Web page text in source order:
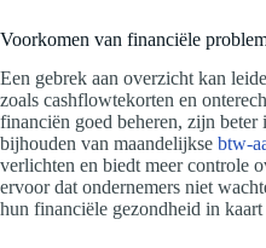
Voorkomen van financiële
Een gebrek aan overzicht kan
zoals cashflowtekorten en
financiën goed beheren, zijn beter
bijhouden van maandelijkse btw-
verlichten en biedt meer controle
ervoor dat ondernemers niet
hun financiële gezondheid in kaart